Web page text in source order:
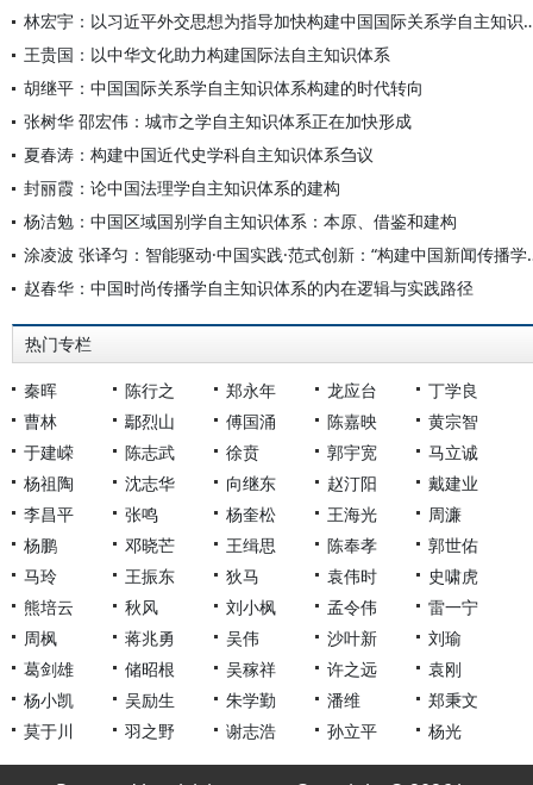
林宏宇：以习近平外交思想为
王贵国：以中华文化助力构建国际法自主知识体系
胡继平：中国国际关系学自主知识体系构建的时代转向
张树华 邵宏伟：城市之学自主知识体系正在加快形成
夏春涛：构建中国近代史学科自主知识体系刍议
封丽霞：论中国法理学自主知识体系的建构
杨洁勉：中国区域国别学自主知识体系：本原、借鉴和建构
涂凌波 张译匀：智能驱
赵春华：中国时尚传播学自主知识体系的内在逻辑与实践路径
热门专栏
秦晖 陈行之 郑永年 龙应台
丁学良
曹林
鄢烈山 傅国涌 陈嘉映
黄宗智
于建嵘
陈志武 徐贲 郭宇宽
马立诚
杨祖陶
沈志华 向继东 赵汀阳
戴建业
李昌平
张鸣 杨奎松 王海光
周濂
杨鹏
邓晓芒 王缉思 陈奉孝
郭世佑
马玲
王振东 狄马 袁伟时
史啸虎
熊培云
秋风 刘小枫 孟令伟
雷一宁
周枫
蒋兆勇 吴伟 沙叶新
刘瑜
葛剑雄
储昭根 吴稼祥 许之远
袁刚
杨小凯
吴励生 朱学勤 潘维
郑秉文
莫于川
羽之野 谢志浩 孙立平 杨光